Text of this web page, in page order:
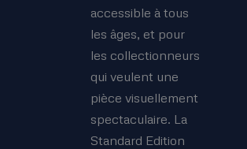
accessible à tous
les âges, et pour
les collectionneurs
qui veulent une
pièce visuellement
spectaculaire. La
Standard Edition